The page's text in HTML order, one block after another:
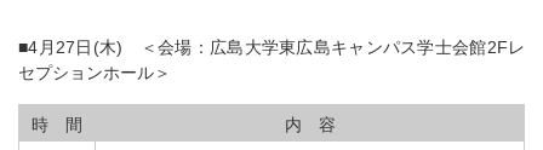
■4月27日(木) ＜会場：広島大学東広島キャンパス学士会館2Fレ
セプションホール＞
時 間 内 容